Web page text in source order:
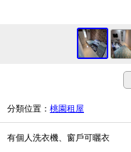
分類位置 ： 桃園租屋
有個人洗衣機、窗戶可曬衣